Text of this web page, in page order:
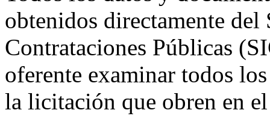
obtenidos directamente
Contrataciones Públicas
oferente examinar todos
la licitación que obren en